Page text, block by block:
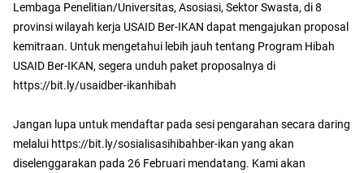
Lembaga Penelitian/Universitas, Asosiasi, Sektor Swasta, di 8
provinsi wilayah kerja USAID Ber-IKAN dapat mengajukan proposal
kemitraan. Untuk mengetahui lebih jauh tentang Program Hibah
USAID Ber-IKAN, segera unduh paket proposalnya di
https://bit.ly/usaidber-ikanhibah
Jangan lupa untuk mendaftar pada sesi pengarahan secara daring
melalui https://bit.ly/sosialisasihibahber-ikan yang akan
diselenggarakan pada 26 Februari mendatang. Kami akan